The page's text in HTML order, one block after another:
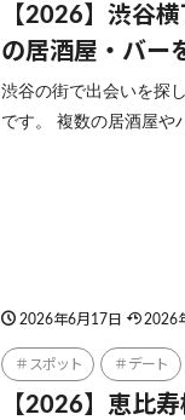
【2026】渋谷
の居酒屋・バー
渋谷の街で出会いを探
です。 複数の居酒屋や
2026年6月17日 2026
スポット デート
【2026】恵比